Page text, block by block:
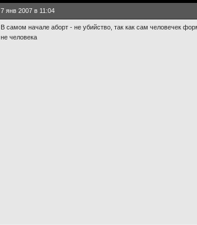
7 янв 2007 в 11:04
В самом начале аборт - не убийство, так как сам человечек
не человека